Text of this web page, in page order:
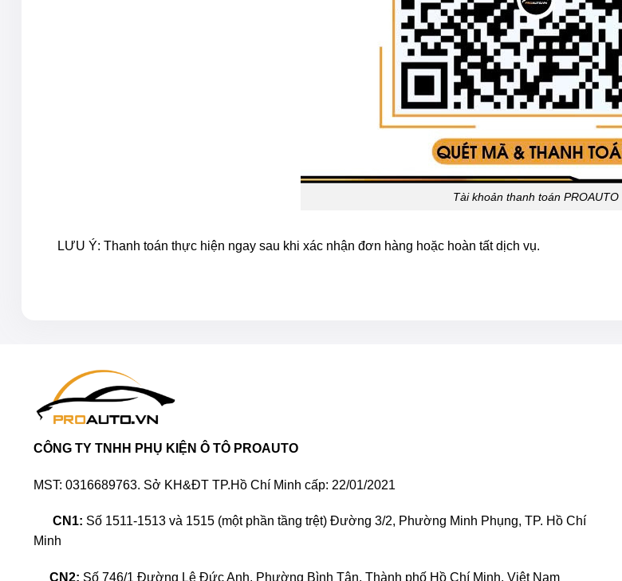
Tài khoản thanh toán PROAUTO
LƯU Ý: Thanh toán thực hiện ngay sau khi xác nhận đơn hàng hoặc hoàn tất dịch vụ.
CÔNG TY TNHH PHỤ KIỆN Ô TÔ PROAUTO
MST: 0316689763. Sở KH&ĐT TP.Hồ Chí Minh cấp: 22/01/2021
CN1: Số 1511-1513 và 1515 (một phần tầng trệt) Đường 3/2, Phường Minh Phụng, TP. Hồ Chí
Minh
CN2: Số 746/1 Đường Lê Đức Anh, Phường Bình Tân, Thành phố Hồ Chí Minh, Việt Nam